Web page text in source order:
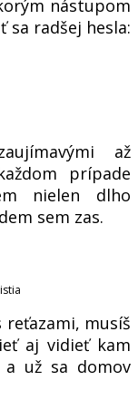
nástupom
radšej hesla:
až
prípade
nielen dlho
sem zas.
reťazami, musíš
aj vidieť kam
a už sa domov